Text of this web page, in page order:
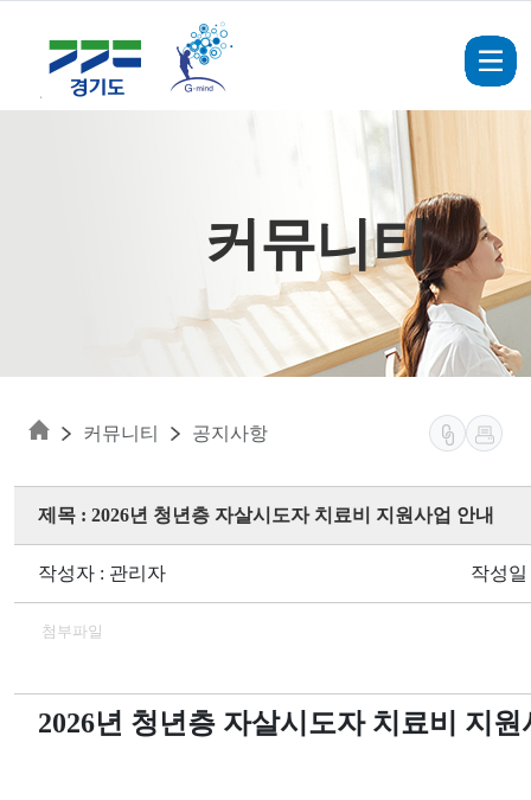
커뮤니티
커뮤니티 공지사항
제목 : 2026년 청년층 자살시도자 치료비 지원사업 안내
작성자 : 관리자 작성일
첨부파일
2026년 청년층 자살시도자 치료비 지원